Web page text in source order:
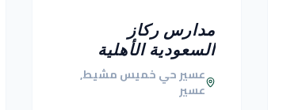
مدارس ركاز
السعودية الأهلية
عسير حي خميس مشيط,
عسير